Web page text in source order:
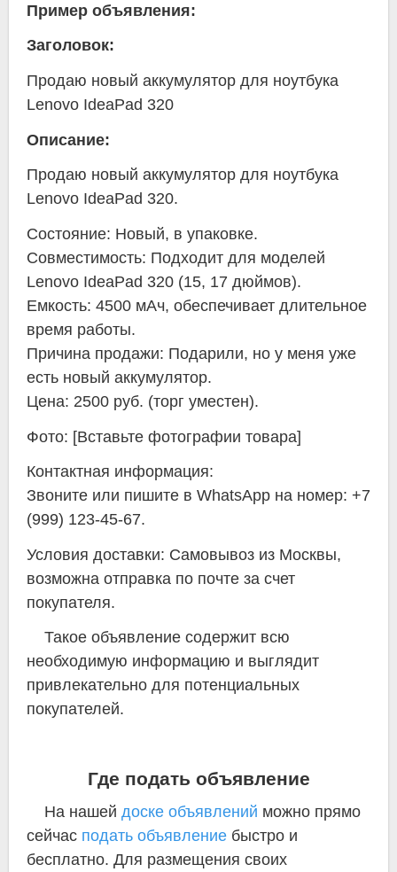
Пример объявления:
Заголовок:
Продаю новый аккумулятор для ноутбука
Lenovo IdeaPad 320
Описание:
Продаю новый аккумулятор для ноутбука
Lenovo IdeaPad 320.
Состояние: Новый, в упаковке.
Совместимость: Подходит для моделей
Lenovo IdeaPad 320 (15, 17 дюймов).
Емкость: 4500 мАч, обеспечивает длительное
время работы.
Причина продажи: Подарили, но у меня уже
есть новый аккумулятор.
Цена: 2500 руб. (торг уместен).
Фото: [Вставьте фотографии товара]
Контактная информация:
Звоните или пишите в WhatsApp на номер: +7
(999) 123-45-67.
Условия доставки: Самовывоз из Москвы,
возможна отправка по почте за счет
покупателя.
Такое объявление содержит всю
необходимую информацию и выглядит
привлекательно для потенциальных
покупателей.
Где подать объявление
На нашей доске объявлений можно прямо
сейчас подать объявление быстро и
бесплатно. Для размещения своих